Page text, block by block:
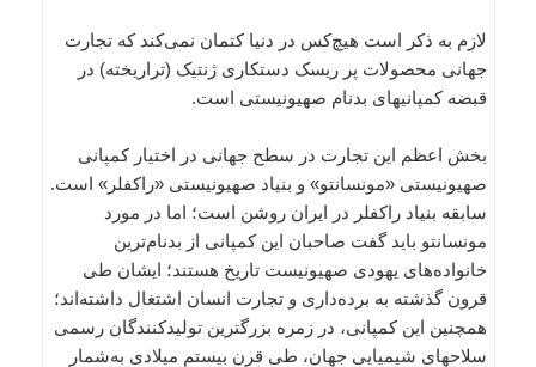
لازم به ذکر است هیچ‌کس در دنیا کتمان نمی‌کند که تجارت
جهانی محصولات پر ریسک دستکاری ژنتیک (تراریخته) در
قبضه کمپانیهای بدنام صهیونیستی است.
بخش اعظم این تجارت در سطح جهانی در اختیار کمپانی
صهیونیستی «مونسانتو» و بنیاد صهیونیستی «راکفلر» است.
سابقه بنیاد راکفلر در ایران روشن است؛ اما در مورد
مونسانتو باید گفت صاحبان این کمپانی از بدنام‌ترین
خانواده‌های یهودی صهیونیست تاریخ هستند؛ ایشان طی
قرون گذشته به برده‌داری و تجارت انسان اشتغال داشته‌اند؛
همچنین این کمپانی، در زمره بزرگترین تولیدکنندگان رسمی
سلاحهای شیمیایی جهان، طی قرن بیستم میلادی به‌شمار